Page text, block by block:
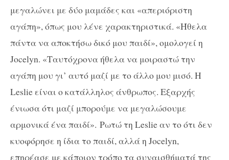
μεγαλώνει με δύο μαμάδες και «απεριόριστη
αγάπη», όπως μου λένε χαρακτηριστικά. «Ήθελα
πάντα να αποκτήσω δικό μου παιδί», ομολογεί η
Jocelyn. «Ταυτόχρονα ήθελα να μοιραστώ την
αγάπη μου γι’ αυτό μαζί με το άλλο μου μισό. Η
Leslie είναι ο κατάλληλος άνθρωπος. Εξαρχής
ένιωσα ότι μαζί μπορούμε να μεγαλώσουμε
αρμονικά ένα παιδί». Ρωτώ τη Leslie αν το ότι δεν
κυοφόρησε η ίδια το παιδί, αλλά η Jocelyn,
επηρέασε με κάποιον τρόπο τα συναισθήματά της